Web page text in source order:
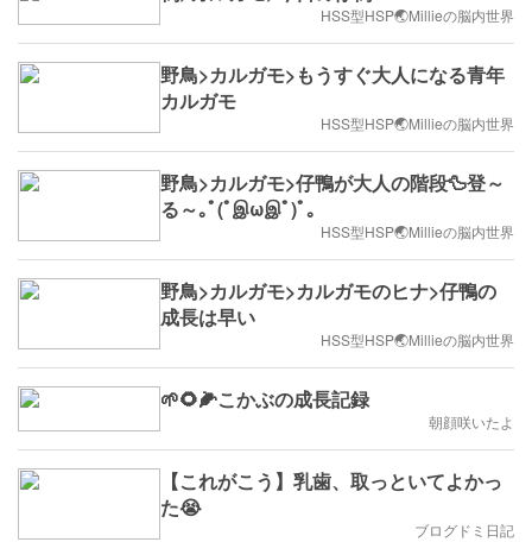
HSS型HSP🌏Millieの脳内世界
野鳥>カルガモ>もうすぐ大人になる青年
カルガモ
HSS型HSP🌏Millieの脳内世界
野鳥>カルガモ>仔鴨が大人の階段🦆登～
る～｡ﾟ(ﾟஇωஇﾟ)ﾟ｡
HSS型HSP🌏Millieの脳内世界
野鳥>カルガモ>カルガモのヒナ>仔鴨の
成長は早い
HSS型HSP🌏Millieの脳内世界
🌱🌻🌽こかぶの成長記録
朝顔咲いたよ
【これがこう】乳歯、取っといてよかっ
た😭
ブログドミ日記